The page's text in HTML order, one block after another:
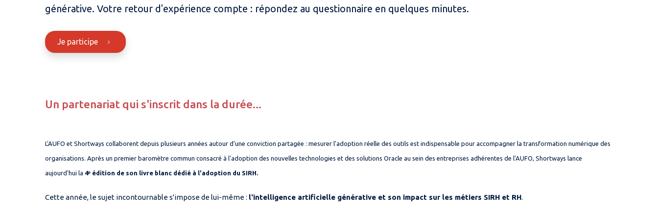
générative. Votre retour d'expérience compte : répondez au questionnaire en quelques minutes.
Je participe
Un partenariat qui s'inscrit dans la durée...
L'AUFO et Shortways collaborent depuis plusieurs années autour d'une conviction partagée : mesurer l'adoption réelle des outils est indispensable pour accompagner la transformation numérique des
organisations. Après un premier baromètre commun consacré à l'adoption des nouvelles technologies et des solutions Oracle au sein des entreprises adhérentes de l'AUFO, Shortways lance
aujourd'hui la 4ᵉ édition de son livre blanc dédié à l'adoption du SIRH.
Cette année, le sujet incontournable s'impose de lui-même : l'intelligence artificielle générative et son impact sur les métiers SIRH et RH.